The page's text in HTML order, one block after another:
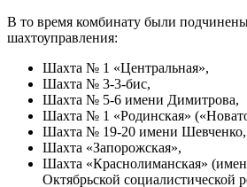
В то время комбинату были
шахтоуправления:
Шахта № 1 «Центральная»,
Шахта № 3-3-бис,
Шахта № 5-6 имени Димитрова,
Шахта № 1 «Родинская»
Шахта № 19-20 имени Шевченко,
Шахта «Запорожская»,
Шахта «Краснолиманская»
Октябрьской социалистической